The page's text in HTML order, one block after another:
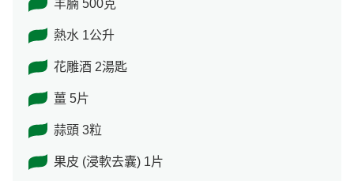
羊腩 500克
熱水 1公升
花雕酒 2湯匙
薑 5片
蒜頭 3粒
果皮 (浸軟去囊) 1片